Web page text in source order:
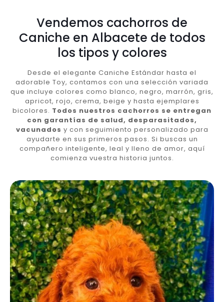
Vendemos cachorros de
Caniche en Albacete de todos
los tipos y colores
Desde el elegante Caniche Estándar hasta el
adorable Toy, contamos con una selección variada
que incluye colores como blanco, negro, marrón, gris,
apricot, rojo, crema, beige y hasta ejemplares
bicolores. Todos nuestros cachorros se entregan
con garantías de salud, desparasitados,
vacunados y con seguimiento personalizado para
ayudarte en sus primeros pasos. Si buscas un
compañero inteligente, leal y lleno de amor, aquí
comienza vuestra historia juntos.